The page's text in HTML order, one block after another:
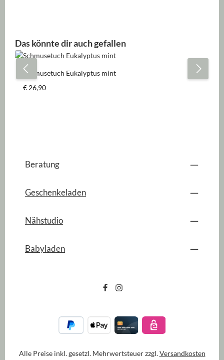
Produktgalerie überspringen
Das könnte dir auch gefallen
Schmusetuch Eukalyptus mint
Regulärer Preis:
€ 26,90
Beratung
Geschenkeladen
Nähstudio
Babyladen
Alle Preise inkl. gesetzl. Mehrwertsteuer zzgl.Versandkosten